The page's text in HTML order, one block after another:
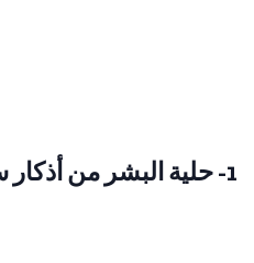
1- حلية البشر من أذكار سيد البشر